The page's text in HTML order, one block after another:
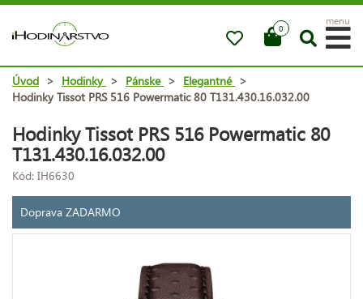
0
menu
Úvod > Hodinky > Pánske > Elegantné >
Hodinky Tissot PRS 516 Powermatic 80 T131.430.16.032.00
Hodinky Tissot PRS 516 Powermatic 80
T131.430.16.032.00
Kód: IH6630
Doprava ZADARMO